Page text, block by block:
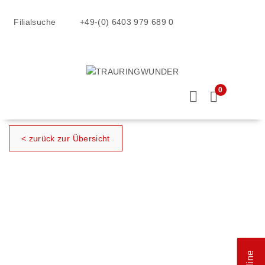
Filialsuche +49-(0) 6403 979 689 0
0
< zurück zur Übersicht